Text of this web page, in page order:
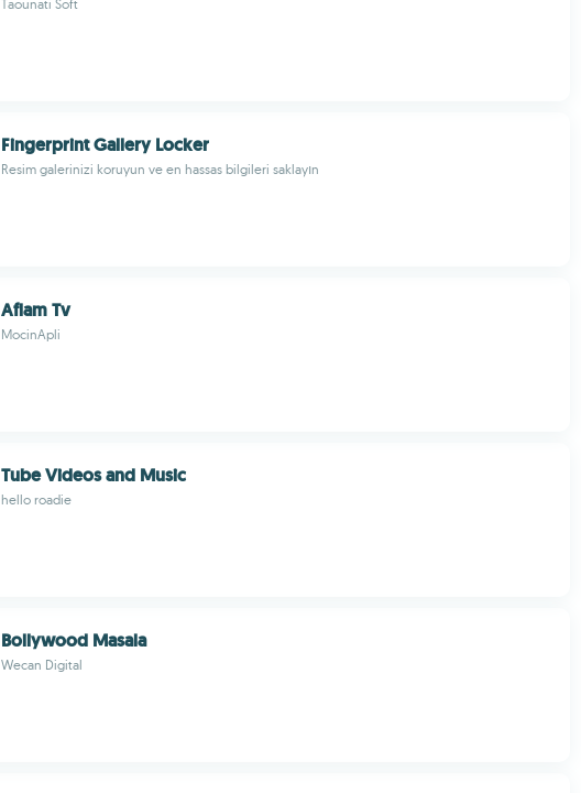
Taounati Soft
Fingerprint Gallery Locker
Resim galerinizi koruyun ve en hassas bilgileri saklayın
Aflam Tv
MocinApli
Tube Videos and Music
hello roadie
Bollywood Masala
Wecan Digital